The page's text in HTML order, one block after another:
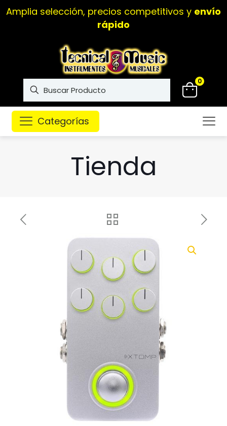
Amplia selección, precios competitivos y envío
rápido
0
Categorías
Tienda